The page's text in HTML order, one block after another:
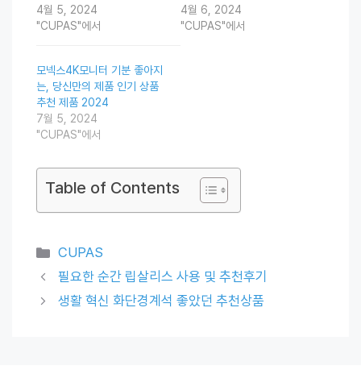
4월 5, 2024
"CUPAS"에서
4월 6, 2024
"CUPAS"에서
모넥스4K모니터 기분 좋아지
는, 당신만의 제품 인기 상품
추천 제품 2024
7월 5, 2024
"CUPAS"에서
Table of Contents
Categories
CUPAS
필요한 순간 립살리스 사용 및 추천후기
생활 혁신 화단경계석 좋았던 추천상품